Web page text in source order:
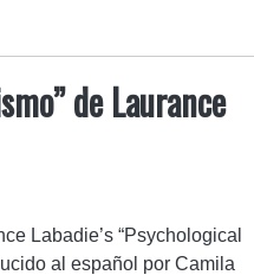
de Laurance
Labadie’s “Psychological
al español por Camila